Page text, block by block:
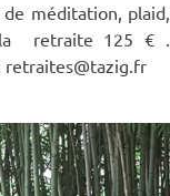
méditation, plaid,
la retraite 125 € .
retraites@tazig.fr